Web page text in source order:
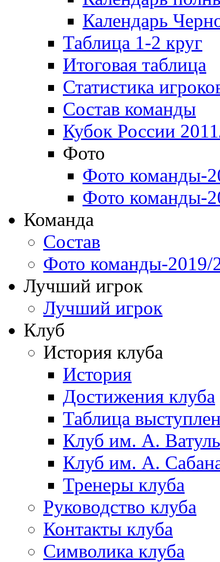
Календарь
Таблица 1-2 круг
Итоговая таблица
Статистика
Состав команды
Кубок России
Фото
Фото команды-
Фото команды-
Команда
Состав
Фото команды-2019/
Лучший игрок
Лучший игрок
Клуб
История клуба
История
Достижения клуба
Таблица
Клуб им. А.
Клуб им. А.
Тренеры клуба
Руководство клуба
Контакты клуба
Символика клуба